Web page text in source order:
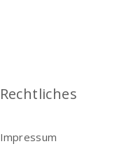
Rechtliches
Impressum